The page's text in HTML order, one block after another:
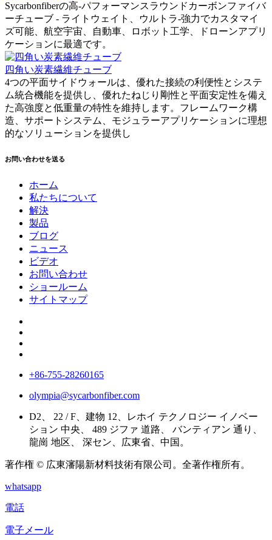
Sycarbonfiberの高-パフォーマンスラウンドカーボンファイバ
ーチューブ - ライトウェイト、ウルトラ-強力でカスタマイ
ズ可能、航空宇宙、自動車、ロボット工学、ドローンアプリ
ケーションに最適です。
四角い炭素繊維チューブ
4つの平面サイドウォールは、優れた接続の利便性とシステ
ム統合機能を提供し、優れたねじり剛性と平面安定性を備え
た高強度と低重量の特性を維持します。フレームワーク構
造、サポートシステム、モジュラーアプリケーションに理想
的なソリューションを提供し
お問い合わせを送る
ホーム
私たちについて
解決
製品
ブログ
ニュース
ビデオ
お問い合わせ
ショールーム
サイトマップ
+86-755-28260165
olympia@sycarbonfiber.com
D2、 22 / F、建物 12、レホイ テクノロジー イノベー
ション 中央、 489 ジファ 道路、 バンティアン 通り、
龍崗 地区、 深セン、広東省、中国。
著作権 © 広東瀋陽新材料技術有限公司。全著作権所有。
whatsapp
電話
電子メール